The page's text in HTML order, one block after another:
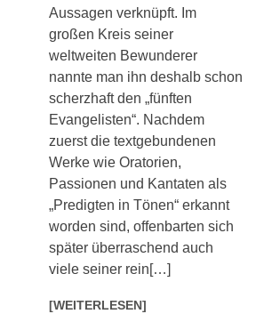
Aussagen verknüpft. Im
großen Kreis seiner
weltweiten Bewunderer
nannte man ihn deshalb schon
scherzhaft den „fünften
Evangelisten“. Nachdem
zuerst die textgebundenen
Werke wie Oratorien,
Passionen und Kantaten als
„Predigten in Tönen“ erkannt
worden sind, offenbarten sich
später überraschend auch
viele seiner rein[…]
[WEITERLESEN]